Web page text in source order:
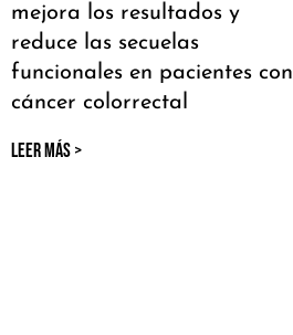
mejora los resultados y
reduce las secuelas
funcionales en pacientes con
cáncer colorrectal
LEER MÁS >